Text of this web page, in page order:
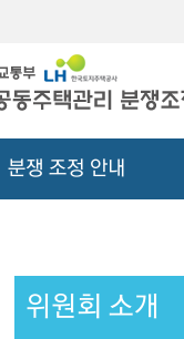
분쟁 조정 안내
위원회 소개